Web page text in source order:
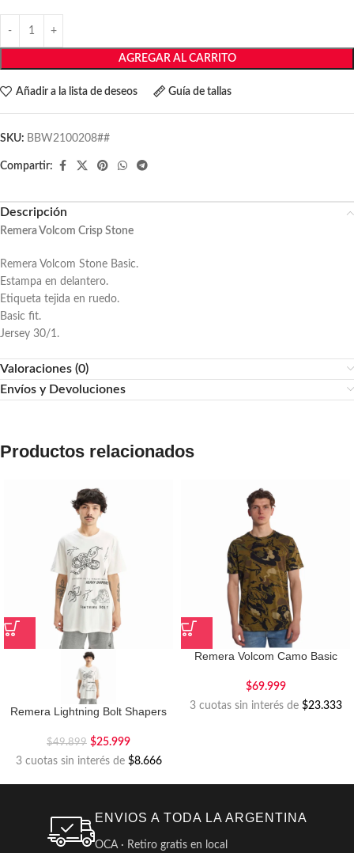
AGREGAR AL CARRITO
Añadir a la lista de deseos Guía de tallas
SKU: BBW2100208##
Compartir:
Descripción
Remera Volcom Crisp Stone
Remera Volcom Stone Basic.
Estampa en delantero.
Etiqueta tejida en ruedo.
Basic fit.
Jersey 30/1.
Valoraciones (0)
Envíos y Devoluciones
Productos relacionados
Remera Lightning Bolt Shapers
$49.899 $25.999
3 cuotas sin interés de $8.666
Remera Volcom Camo Basic
$69.999
3 cuotas sin interés de $23.333
ENVIOS A TODA LA ARGENTINA
OCA · Retiro gratis en local